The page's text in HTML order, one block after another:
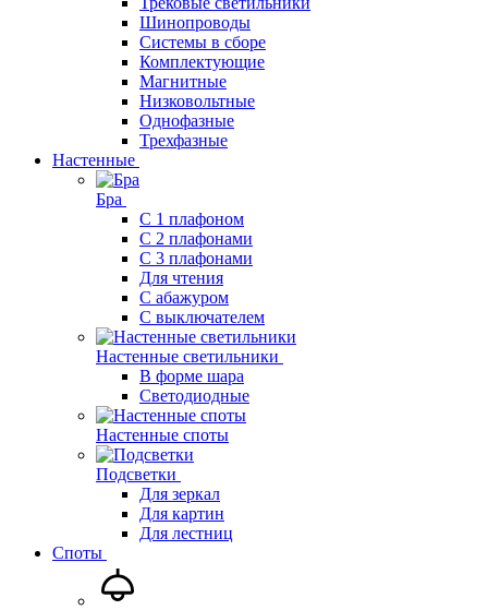
Шинопроводы
Системы в сборе
Комплектующие
Магнитные
Низковольтные
Однофазные
Трехфазные
Настенные
Бра
С 1 плафоном
С 2 плафонами
С 3 плафонами
Для чтения
С абажуром
С выключателем
Настенные светильники
В форме шара
Светодиодные
Настенные споты
Подсветки
Для зеркал
Для картин
Для лестниц
Споты